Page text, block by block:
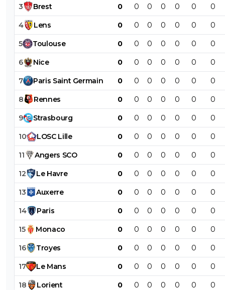
3 Brest 0 0 0 0 0 0 0
4 Lens 0 0 0 0 0 0 0
5 Toulouse 0 0 0 0 0 0 0
6 Nice 0 0 0 0 0 0 0
7 Paris Saint Germain 0 0 0 0 0 0 0
8 Rennes 0 0 0 0 0 0 0
9 Strasbourg 0 0 0 0 0 0 0
10 LOSC Lille 0 0 0 0 0 0 0
11 Angers SCO 0 0 0 0 0 0 0
12 Le Havre 0 0 0 0 0 0 0
13 Auxerre 0 0 0 0 0 0 0
14 Paris 0 0 0 0 0 0 0
15 Monaco 0 0 0 0 0 0 0
16 Troyes 0 0 0 0 0 0 0
17 Le Mans 0 0 0 0 0 0 0
18 Lorient 0 0 0 0 0 0 0